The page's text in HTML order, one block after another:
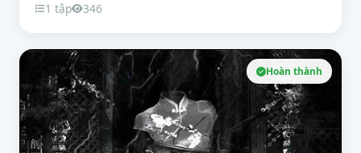
1 tập 346
Hoàn thành